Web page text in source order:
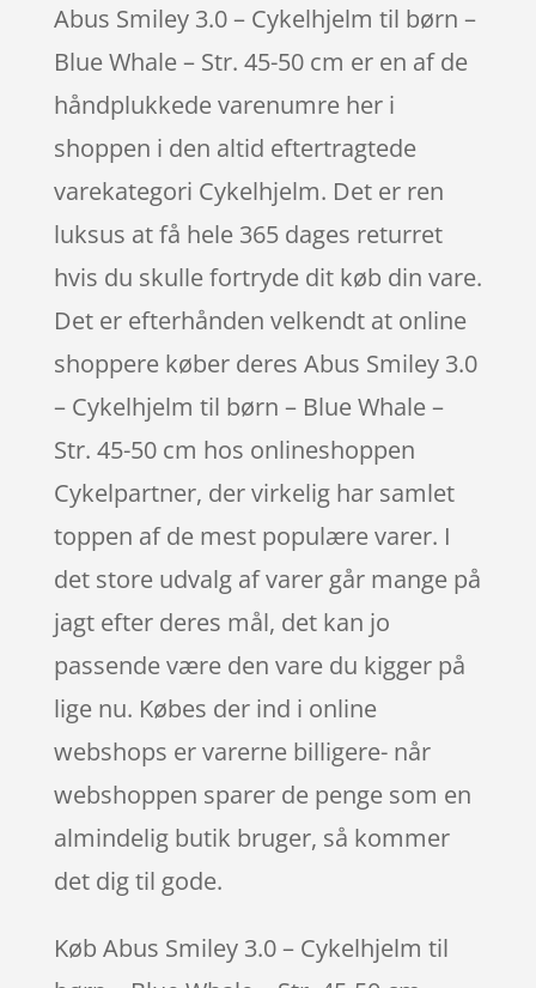
Abus Smiley 3.0 – Cykelhjelm til børn –
Blue Whale – Str. 45-50 cm er en af de
håndplukkede varenumre her i
shoppen i den altid eftertragtede
varekategori Cykelhjelm. Det er ren
luksus at få hele 365 dages returret
hvis du skulle fortryde dit køb din vare.
Det er efterhånden velkendt at online
shoppere køber deres Abus Smiley 3.0
– Cykelhjelm til børn – Blue Whale –
Str. 45-50 cm hos onlineshoppen
Cykelpartner, der virkelig har samlet
toppen af de mest populære varer. I
det store udvalg af varer går mange på
jagt efter deres mål, det kan jo
passende være den vare du kigger på
lige nu. Købes der ind i online
webshops er varerne billigere- når
webshoppen sparer de penge som en
almindelig butik bruger, så kommer
det dig til gode.
Køb Abus Smiley 3.0 – Cykelhjelm til